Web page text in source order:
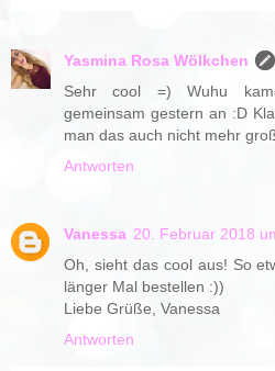
Yasmina Rosa Wölkchen
Sehr cool =) Wuhu
gemeinsam gestern an :D
man das auch nicht mehr
Antworten
Vanessa 20. Februar 2018
Oh, sieht das cool aus! So
länger Mal bestellen :))
Liebe Grüße, Vanessa
Antworten